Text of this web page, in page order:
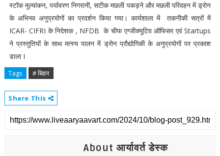
स्टॉक मूल्यांकन, पर्यावरण निगरानी, ​​सटीक मछली पकड़ने और मछली परिवहन में ड्रोन
के अभिनव अनुप्रयोगों का प्रदर्शन किया गया। कार्यशाला में तकनीकी सत्रों में
ICAR- CIFRI के निदेशक , NFDB के चीफ एग्जीक्यूटिव ऑफिसर एवं Startups
ने प्रस्तुतियों के साथ मत्स्य पालन में ड्रोन प्रौद्योगिकी के अनुप्रयोगों पर प्रकाश
डाला I
Tags # बिहार
Share This
About आर्यावर्त डेस्क